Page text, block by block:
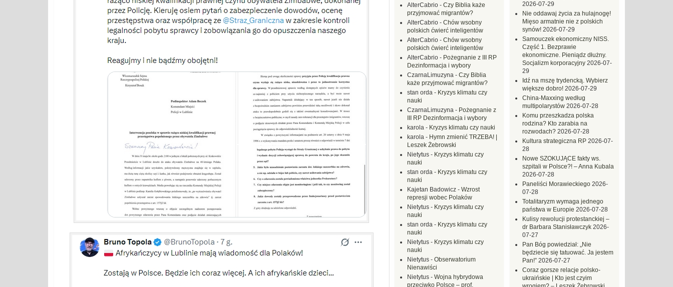
2026-07-29
Nie oddawaj życia za hulajnogę!
Mięso armatnie nie z polskich
synów! 2026-07-29
Samouczek ekonomiczny NISS.
Część 1. Bezprawie
ekonomiczne. Pieniądz dłużny.
Socjalizm korporacyjny 2026-07-
29
Idź na mszę trydencką. Wybierz
większe dobro! 2026-07-29
China-Maxxing według
multipolarystów 2026-07-28
Komu przeszkadza polska
rodzina? Kto zarabia na
rozwodach? 2026-07-28
Kultura strategiczna RP 2026-07-
28
Nowe SZOKUJĄCE fakty ws.
szpitali w Polsce?! – Anna Kubala
2026-07-28
Paneliści Morawieckiego 2026-
07-28
Totalitaryzm wymaga jednego
państwa w Europie 2026-07-28
Kulisy rewolucji protestanckiej –
dr Barbara Stanisławczyk 2026-
07-27
Pan Bóg powiedział: „Nie
będziecie się tatuować. Ja jestem
Pan!” 2026-07-27
Coraz gorsze relacje polsko-
ukraińskie | Kto jest czyim
AlterCabrio - Czy Biblia każe
przyjmować migrantów?
AlterCabrio - Chów wsobny
polskich ćwierć inteligentów
AlterCabrio - Chów wsobny
polskich ćwierć inteligentów
AlterCabrio - Pożegnanie z III RP
Dezinformacja i wybory
CzarnaLimuzyna - Czy Biblia
każe przyjmować migrantów?
stan orda - Kryzys klimatu czy
nauki
CzarnaLimuzyna - Pożegnanie z
III RP Dezinformacja i wybory
karola - Kryzys klimatu czy nauki
karola - Hymn zmienić TRZEBA! |
Leszek Żebrowski
Nietytus - Kryzys klimatu czy
nauki
stan orda - Kryzys klimatu czy
nauki
Kajetan Badowicz - Wzrost
represji wobec Polaków
Nietytus - Kryzys klimatu czy
nauki
stan orda - Kryzys klimatu czy
nauki
Nietytus - Kryzys klimatu czy
nauki
Nietytus - Obserwatorium
Nienawiści
Nietytus - Wojna hybrydowa
przeciwko Polsce – prof.